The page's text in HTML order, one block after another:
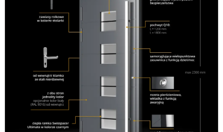
Previous Nowy
budynek
Next Nowy budynek